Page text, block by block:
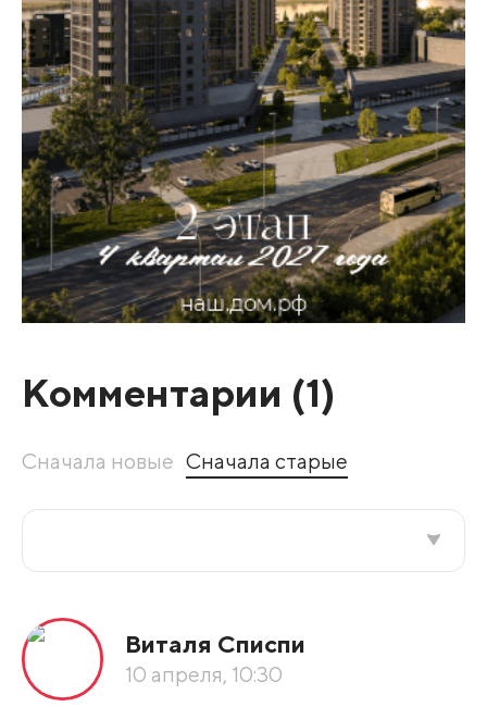
Комментарии (1)
Сначала новые Сначала старые
По рейтингу
Виталя Списпи
10 апреля, 10:30